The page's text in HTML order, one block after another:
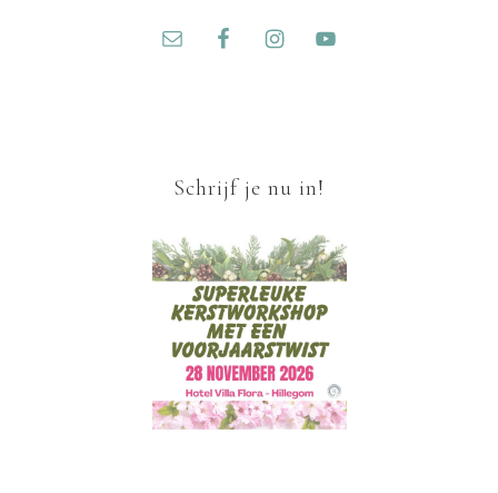
Schrijf je nu in!